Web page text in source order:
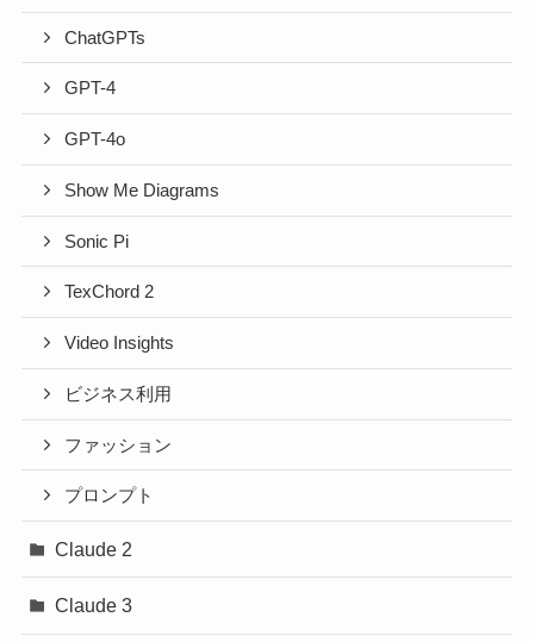
ChatGPTs
GPT-4
GPT-4o
Show Me Diagrams
Sonic Pi
TexChord 2
Video Insights
ビジネス利用
ファッション
プロンプト
Claude 2
Claude 3